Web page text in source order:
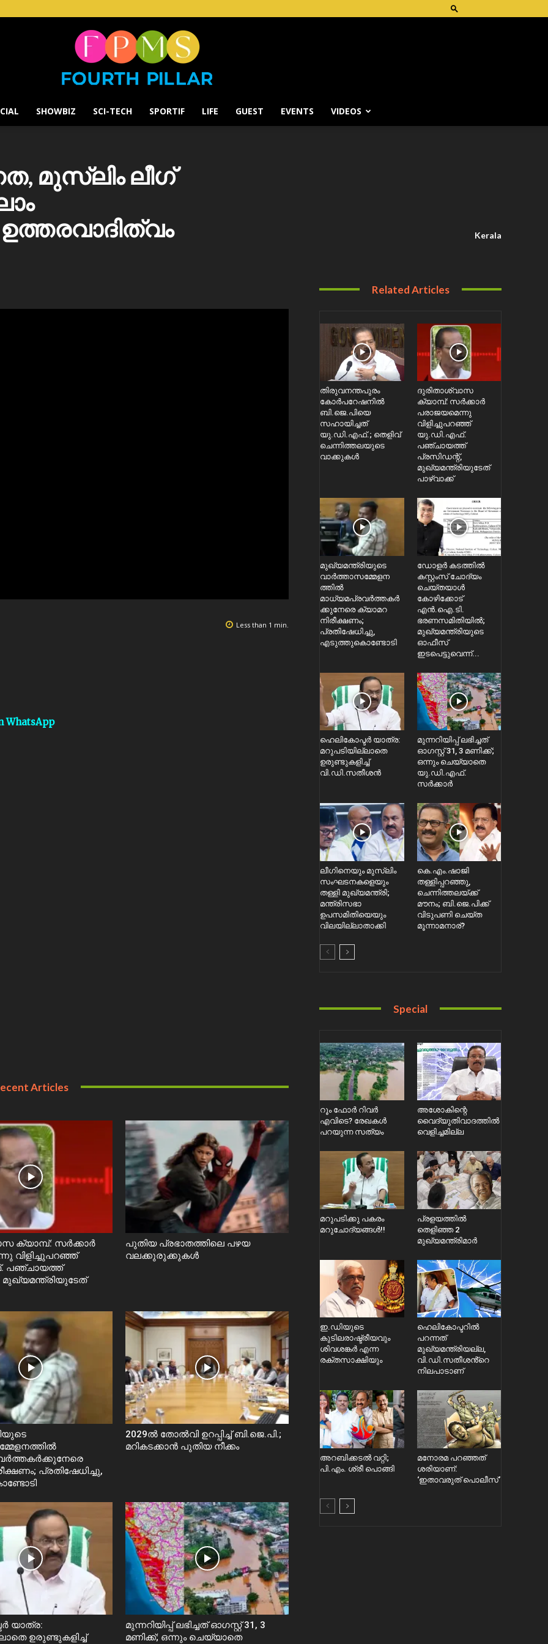
Fourth
SHOWBIZ SCI-TECH SPORTIF LIFE GUEST EVENTS VIDEOS
മുസ്ലിം ലീഗ്
Kerala
Less than 1 min.
WhatsApp
Articles
ക്യാമ്പ്: സർക്കാർ
വിളിച്ചുപറഞ്ഞ്
പഞ്ചായത്ത്
മുഖ്യമന്ത്രിയുടേത്
പുതിയ പ്രഭാതത്തിലെ പഴയ
വലക്കുരുക്കുകൾ
പ്രതിഷേധിച്ചു,
2029ൽ തോല്‍വി ഉറപ്പിച്ച് ബി.ജെ.പി.;
മറികടക്കാൻ പുതിയ നീക്കം
യാത്ര:
ഉരുണ്ടുകളിച്ച്
മുന്നറിയിപ്പ് ലഭിച്ചത് ഓഗസ്റ്റ് 31, 3
മണിക്ക്; ഒന്നും ചെയ്യാതെ
Related Articles
തിരുവനന്തപുരം
കോർപറേഷനിൽ
ബി.ജെ.പിയെ
സഹായിച്ചത്
യു.ഡി.എഫ്.; തെളിവ്
ചെന്നിത്തലയുടെ
വാക്കുകൾ
ദുരിതാശ്വാസ
ക്യാമ്പ്: സർക്കാർ
പരാജയമെന്നു
വിളിച്ചുപറഞ്ഞ്
യു.ഡി.എഫ്.
പഞ്ചായത്ത്
പ്രസിഡന്റ്,
മുഖ്യമന്ത്രിയുടേത്
പാഴ്വാക്ക്
മുഖ്യമന്ത്രിയുടെ
വാർത്താസമ്മേളന
ത്തിൽ
മാധ്യമപ്രവർത്തകർ
ക്കുനേരെ ക്യാമറ
നിരീക്ഷണം;
പ്രതിഷേധിച്ചു,
എടുത്തുകൊണ്ടോടി
ഡോളർ കടത്തിൽ
കസ്റ്റംസ് ചോദ്യം
ചെയ്തയാൾ
കോഴിക്കോട്
എൻ.ഐ.ടി.
ഭരണസമിതിയിൽ;
മുഖ്യമന്ത്രിയുടെ
ഓഫീസ്
ഇടപെട്ടുവെന്ന്...
ഹെലികോപ്ടര്‍ യാത്ര:
മറുപടിയില്ലാതെ
ഉരുണ്ടുകളിച്ച്
വി.ഡി.സതീശൻ
മുന്നറിയിപ്പ് ലഭിച്ചത്
ഓഗസ്റ്റ് 31, 3 മണിക്ക്;
ഒന്നും ചെയ്യാതെ
യു.ഡി.എഫ്.
സർക്കാര്‍
ലീഗിനെയും മുസ്ലിം
സംഘടനകളെയും
തള്ളി മുഖ്യമന്ത്രി;
മന്ത്രിസഭാ
ഉപസമിതിയെയും
വിലയില്ലാതാക്കി
കെ.എം.ഷാജി
തള്ളിപ്പറഞ്ഞു,
ചെന്നിത്തലയ്ക്ക്
മൗനം; ബി.ജെ.പിക്ക്
വിടുപണി ചെയ്ത
മൂന്നാമനാര്?
Special
റൂം ഫോർ റിവർ
എവിടെ? രേഖകൾ
പറയുന്ന സത്യം
അശോകിന്റെ
വൈദ്യുതിവാദത്തിൽ
വെളിച്ചമില്ല
മറുപടിക്കു പകരം
മറുചോദ്യങ്ങൾ!!
പ്രളയത്തിൽ
തെളിഞ്ഞ 2
മുഖ്യമന്ത്രിമാർ
ഇ.ഡിയുടെ
കുടിലരാഷ്ട്രീയവും
ശിവശങ്കർ എന്ന
രക്തസാക്ഷിയും
ഹെലികോപ്ടറിൽ
പറന്നത്
മുഖ്യമന്ത്രിയല്ല,
വി.ഡി.സതീശൻ്റെ
നിലപാടാണ്
അറബിക്കടൽ വറ്റി;
പി.എം. ശ്രീ പൊങ്ങി
മനോരമ പറഞ്ഞത്
ശരിയാണ്:
‘ഇതാവരുത് പൊലീസ്’